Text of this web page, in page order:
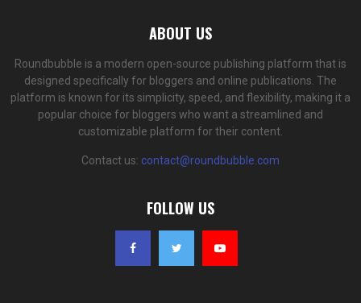
ABOUT US
Roundbubble is a modern open-source publishing platform that is
designed specifically for bloggers and online publications. The
platform is known for its simplicity, speed, and flexibility, making it a
popular choice for bloggers who want a streamlined and
customizable platform for their content.
Contact us: contact@roundbubble.com
FOLLOW US